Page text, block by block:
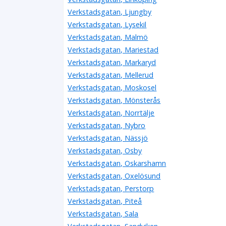
Riksbyggens Bostadsrättsförening Visbyhus nr
Stig Åke Sandelin
Verkstadsgatan 6, 62141 Visby
Riksbyggens Bostadsrättsförening Visbyhus nr
Olof Kurt Anders Nordbeck
073-6733938
Verkstadsgatan 6, 62141 Visby
Riksbyggens Bostadsrättsförening Visbyhus nr
Iréne Hedvig Sahlstedt
Verkstadsgatan 6, 62141 Visby
Riksbyggens Bostadsrättsförening Visbyhus nr
Ingalill Nyman Ljunggren
Verkstadsgatan 6, 62141 Visby
Riksbyggens Bostadsrättsförening Visbyhus nr
Berit Irene Röhl
Verkstadsgatan 6, 62141 Visby
Verkstadsgatan, Ljungby
Verkstadsgatan, Lysekil
Verkstadsgatan, Malmö
Verkstadsgatan, Mariestad
Verkstadsgatan, Markaryd
Verkstadsgatan, Mellerud
Verkstadsgatan, Moskosel
Verkstadsgatan, Mönsterås
Verkstadsgatan, Norrtälje
Verkstadsgatan, Nybro
Verkstadsgatan, Nässjö
Verkstadsgatan, Osby
Verkstadsgatan, Oskarshamn
Verkstadsgatan, Oxelösund
Verkstadsgatan, Perstorp
Verkstadsgatan, Piteå
Verkstadsgatan, Sala